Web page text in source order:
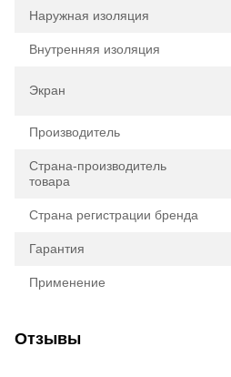
Наружная изоляция
Внутренняя изоляция
Экран
Производитель
Страна-производитель
товара
Страна регистрации бренда
Гарантия
Применение
Отзывы